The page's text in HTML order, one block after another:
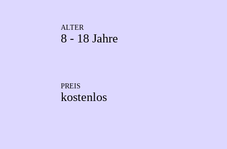
ALTER
8 - 18 Jahre
PREIS
kostenlos